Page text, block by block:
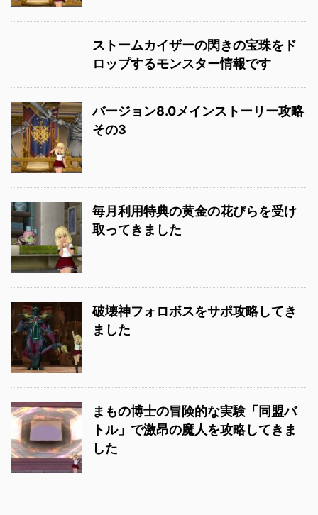
ストームカイザーの閃きの宝珠をド
ロップするモンスター情報です
バージョン8.0メインストーリー攻略
その3
毎月利用特典の黄金の花びらを受け
取ってきました
破壊神フォロボスをサポ攻略してき
ました
まもの博士の冒険的な実験「同盟バ
トル」で激昂の魔人を攻略してきま
した